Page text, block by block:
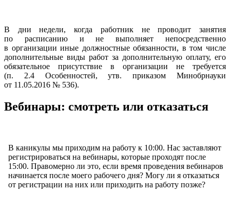
В дни недели, когда работник не проводит занятия
по расписанию и не выполняет непосредственно
в организации иные должностные обязанности, в том числе
дополнительные виды работ за дополнительную оплату, его
обязательное присутствие в организации не требуется
(п. 2.4 Особенностей, утв. приказом Минобрнауки
от 11.05.2016 № 536).
Вебинары: смотреть или отказаться
В каникулы мы приходим на работу к 10:00. Нас заставляют
регистрироваться на вебинары, которые проходят после
15:00. Правомерно ли это, если время проведения вебинаров
начинается после моего рабочего дня? Могу ли я отказаться
от регистрации на них или приходить на работу позже?